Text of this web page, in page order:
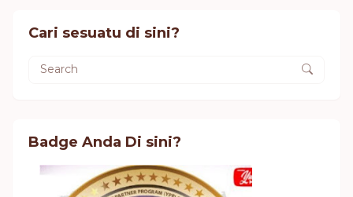
Cari sesuatu di sini?
Badge Anda Di sini?